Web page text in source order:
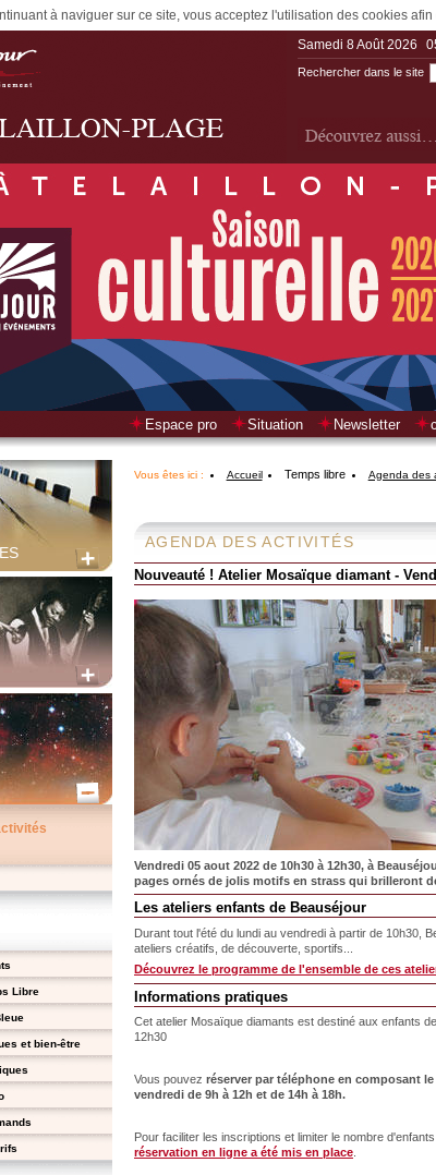
à naviguer sur ce site, vous acceptez l'utilisation des cookies
Samedi 8 Août 2026
Rechercher dans le site
Espace pro Situation Newsletter
Libre
et bien-être
Vous êtes ici : Accueil Temps libre Agenda des
AGENDA DES ACTIVITÉS
Nouveauté ! Atelier Mosaïque diamant -
Vendredi 05 aout 2022 de 10h30 à 12h30, à
pages ornés de jolis motifs en strass qui brilleront
Les ateliers enfants de Beauséjour
Durant tout l'été du lundi au vendredi à partir de 10h30,
ateliers créatifs, de découverte, sportifs...
Découvrez le programme de l'ensemble de ces
Informations pratiques
Cet atelier Mosaïque diamants est destiné aux enfants
12h30
Vous pouvez réserver par téléphone en composant le
vendredi de 9h à 12h et de 14h à 18h.
Pour faciliter les inscriptions et limiter le nombre d'enfants
réservation en ligne a été mis en place